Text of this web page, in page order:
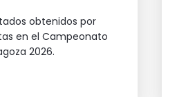
obtenidos por
en el Campeonato
2026.